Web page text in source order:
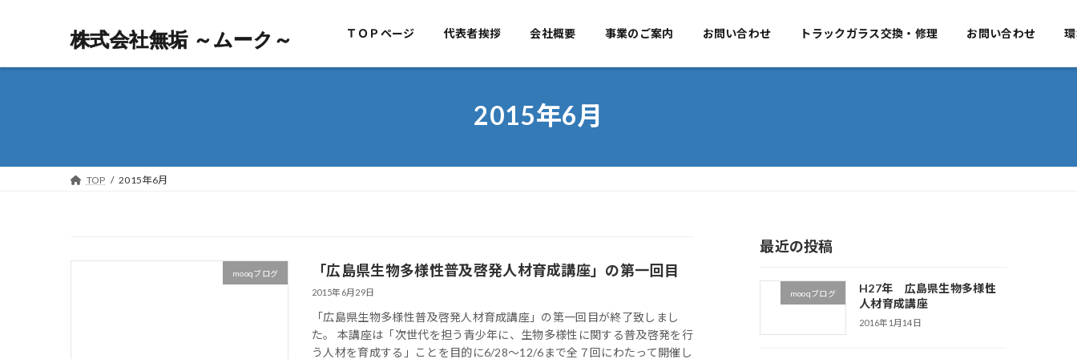
株式会社無垢 ～ムーク～ TOPページ 代表者挨拶 会社概要 事業のご案内 お問い合わせ
株式会社無垢 ～ムーク～ ＴＯＰページ 代表者挨拶 会社概要 事業のご案内 お問い合わせ トラックガラス交換・修理 お問い合わせ
2015年6月
TOP 2015年6月
mooqブログ 「広島県生物多様性普及啓発人材育成講座」の第一回目
2015年6月29日
「広島県生物多様性普及啓発人材育成講座」の第一回目が終了致しまし
た。 本講座は「次世代を担う青少年に、生物多様性に関する普及啓発を行
う人材を育成する」ことを目的に6/28～12/6まで全７回にわたって開催し
最近の投稿
mooqブログ
H27年 広島県生物多様性
人材育成講座
2016年1月14日